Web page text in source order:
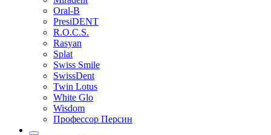
Oral-B
PresiDENT
R.O.C.S.
Rasyan
Splat
Swiss Smile
SwissDent
Twin Lotus
White Glo
Wisdom
Профессор Персин